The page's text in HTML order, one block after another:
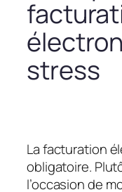
stress
La facturation
obligatoire.
l’occasion de